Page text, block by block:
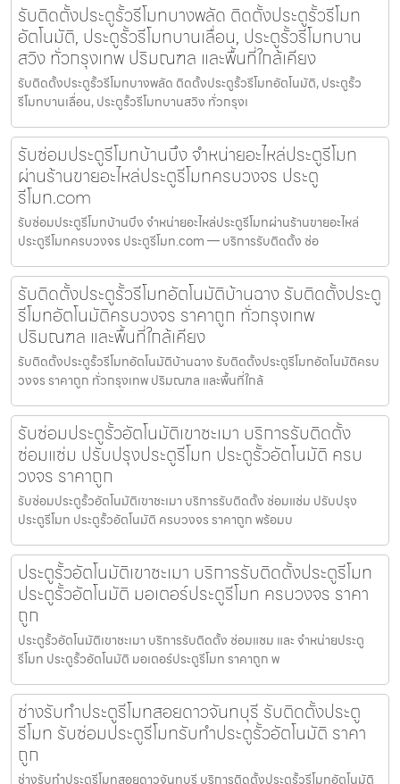
รับติดตั้งประตูรั้วรีโมทบางพลัด ติดตั้งประตูรั้วรีโมท
อัตโนมัติ, ประตูรั้วรีโมทบานเลื่อน, ประตูรั้วรีโมทบาน
สวิง ทั่วกรุงเทพ ปริมณฑล และพื้นที่ใกล้เคียง
รับติดตั้งประตูรั้วรีโมทบางพลัด ติดตั้งประตูรั้วรีโมทอัตโนมัติ, ประตูรั้ว
รีโมทบานเลื่อน, ประตูรั้วรีโมทบานสวิง ทั่วกรุงเ
รับซ่อมประตูรีโมทบ้านบึง จำหน่ายอะไหล่ประตูรีโมท
ผ่านร้านขายอะไหล่ประตูรีโมทครบวงจร ประตู
รีโมท.com
รับซ่อมประตูรีโมทบ้านบึง จำหน่ายอะไหล่ประตูรีโมทผ่านร้านขายอะไหล่
ประตูรีโมทครบวงจร ประตูรีโมท.com — บริการรับติดตั้ง ซ่อ
รับติดตั้งประตูรั้วรีโมทอัตโนมัติบ้านฉาง รับติดตั้งประตู
รีโมทอัตโนมัติครบวงจร ราคาถูก ทั่วกรุงเทพ
ปริมณฑล และพื้นที่ใกล้เคียง
รับติดตั้งประตูรั้วรีโมทอัตโนมัติบ้านฉาง รับติดตั้งประตูรีโมทอัตโนมัติครบ
วงจร ราคาถูก ทั่วกรุงเทพ ปริมณฑล และพื้นที่ใกล้
รับซ่อมประตูรั้วอัตโนมัติเขาชะเมา บริการรับติดตั้ง
ซ่อมแซ่ม ปรับปรุงประตูรีโมท ประตูรั้วอัตโนมัติ ครบ
วงจร ราคาถูก
รับซ่อมประตูรั้วอัตโนมัติเขาชะเมา บริการรับติดตั้ง ซ่อมแซ่ม ปรับปรุง
ประตูรีโมท ประตูรั้วอัตโนมัติ ครบวงจร ราคาถูก พร้อมบ
ประตูรั้วอัตโนมัติเขาชะเมา บริการรับติดตั้งประตูรีโมท
ประตูรั้วอัตโนมัติ มอเตอร์ประตูรีโมท ครบวงจร ราคา
ถูก
ประตูรั้วอัตโนมัติเขาชะเมา บริการรับติดตั้ง ซ่อมแซม และ จำหน่ายประตู
รีโมท ประตูรั้วอัตโนมัติ มอเตอร์ประตูรีโมท ราคาถูก พ
ช่างรับทำประตูรีโมทสอยดาวจันทบุรี รับติดตั้งประตู
รีโมท รับซ่อมประตูรีโมทรับทำประตูรั้วอัตโนมัติ ราคา
ถูก
ช่างรับทำประตูรีโมทสอยดาวจันทบุรี บริการติดตั้งประตูรั้วรีโมทอัตโนมัติ